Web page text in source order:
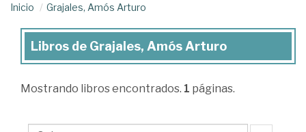
Inicio Grajales, Amós Arturo
Libros
Grajales,
Libros de Grajales, Amós Arturo
Mostrando libros encontrados. 1 páginas.